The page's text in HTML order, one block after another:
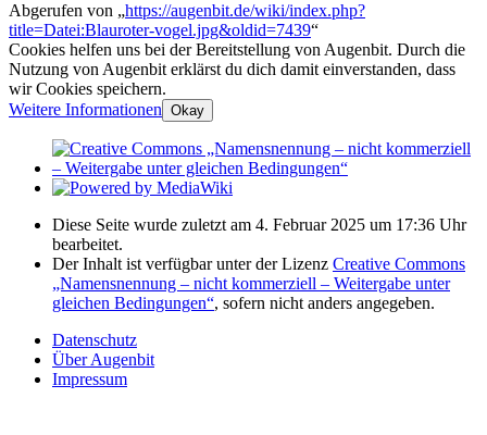
Abgerufen von „https://augenbit.de/wiki/index.php?
title=Datei:Blauroter-vogel.jpg&oldid=7439“
Cookies helfen uns bei der Bereitstellung von Augenbit. Durch die
Nutzung von Augenbit erklärst du dich damit einverstanden, dass
wir Cookies speichern.
Weitere Informationen Okay
Diese Seite wurde zuletzt am 4. Februar 2025 um 17:36 Uhr
bearbeitet.
Der Inhalt ist verfügbar unter der Lizenz Creative Commons
„Namensnennung – nicht kommerziell – Weitergabe unter
gleichen Bedingungen“, sofern nicht anders angegeben.
Datenschutz
Über Augenbit
Impressum